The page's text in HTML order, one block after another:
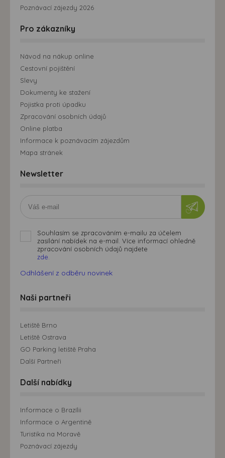
Poznávací zájezdy 2026
Pro zákazníky
Návod na nákup online
Cestovní pojištění
Slevy
Dokumenty ke stažení
Pojistka proti úpadku
Zpracování osobních údajů
Online platba
Informace k poznávacím zájezdům
Mapa stránek
Newsletter
Souhlasím se zpracováním e-mailu za účelem
zasílání nabídek na e-mail. Více informací ohledně
zpracování osobních údajů najdete
zde.
Odhlášení z odběru novinek
Naši partneři
Letiště Brno
Letiště Ostrava
GO Parking letiště Praha
Další Partneři
Další nabídky
Informace o Brazílii
Informace o Argentině
Turistika na Moravě
Poznávací zájezdy